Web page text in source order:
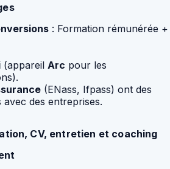
: Formation rémunérée +
(appareil Arc pour les
(ENass, Ifpass) ont des
avec des entreprises.
CV, entretien et coaching